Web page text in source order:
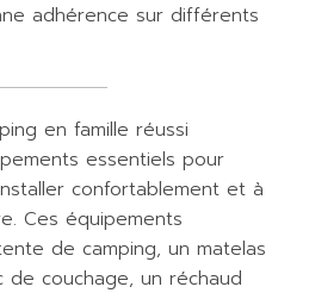
adhérence sur différents
en famille réussi
essentiels pour
confortablement et à
Ces équipements
de camping, un matelas
de couchage, un réchaud